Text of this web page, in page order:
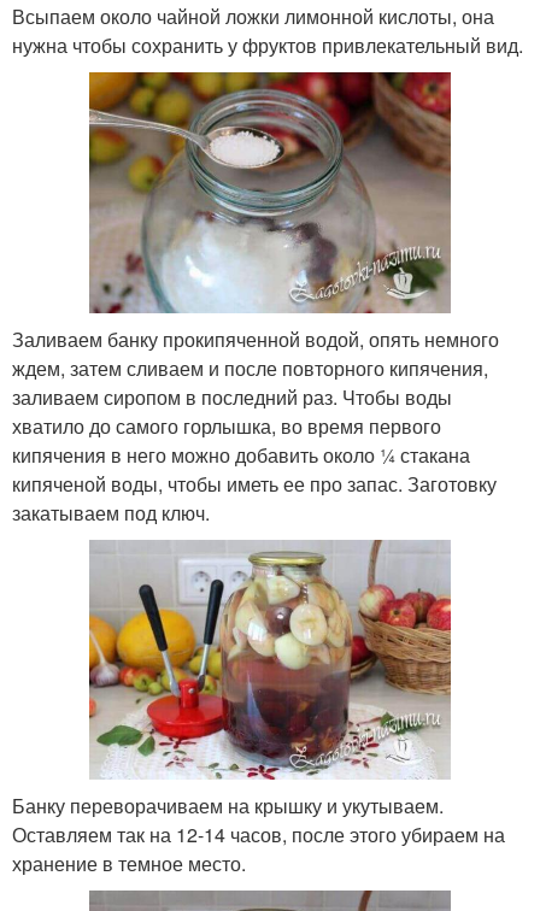
Всыпаем около чайной ложки лимонной кислоты, она
нужна чтобы сохранить у фруктов привлекательный вид.
Заливаем банку прокипяченной водой, опять немного
ждем, затем сливаем и после повторного кипячения,
заливаем сиропом в последний раз. Чтобы воды
хватило до самого горлышка, во время первого
кипячения в него можно добавить около ¼ стакана
кипяченой воды, чтобы иметь ее про запас. Заготовку
закатываем под ключ.
Банку переворачиваем на крышку и укутываем.
Оставляем так на 12-14 часов, после этого убираем на
хранение в темное место.